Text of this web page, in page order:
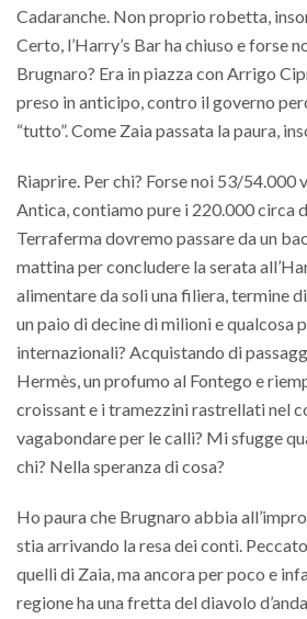
Cadaranche. Non proprio robetta,
Certo, l’Harry’s Bar ha chiuso e forse
Brugnaro? Era in piazza con Arrigo
preso in anticipo, contro il governo
“tutto”. Come Zaia passata la paura,
Riaprire. Per chi? Forse noi 53/54.000
Antica, contiamo pure i 220.000 circa
Terraferma dovremo passare da un
mattina per concludere la serata
alimentare da soli una filiera, termine
un paio di decine di milioni e qualcosa
internazionali? Acquistando di
Hermès, un profumo al Fontego e
croissant e i tramezzini rastrellati nel
vagabondare per le calli? Mi sfugge
chi? Nella speranza di cosa?
Ho paura che Brugnaro abbia
stia arrivando la resa dei conti.
quelli di Zaia, ma ancora per poco e
regione ha una fretta del diavolo